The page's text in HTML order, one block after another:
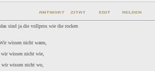
das sind ja die vollpros wie die rocken
wissen nicht wann,
wir wissen nicht wie,
wir wissen nicht wo,